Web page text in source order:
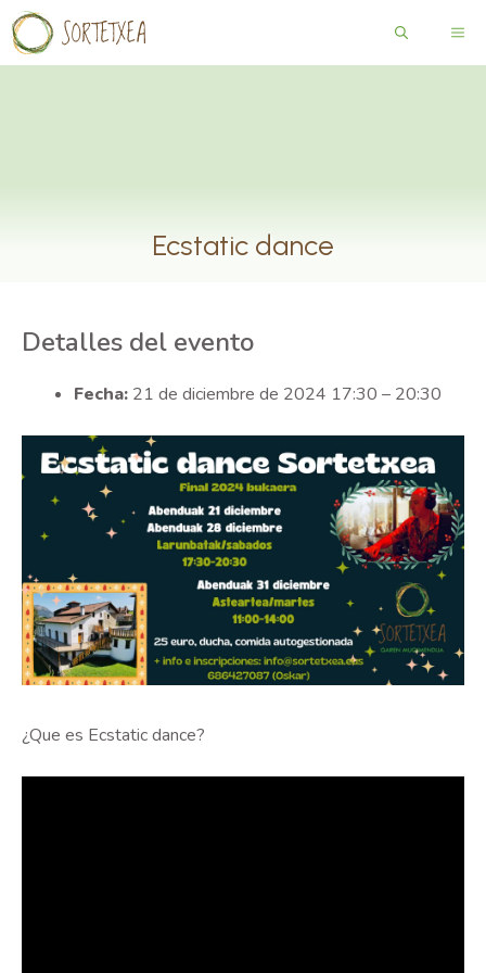
Saltar
al
contenido
Ecstatic dance
Detalles del evento
Fecha: 21 de diciembre de 2024 17:30 – 20:30
¿Que es Ecstatic dance?